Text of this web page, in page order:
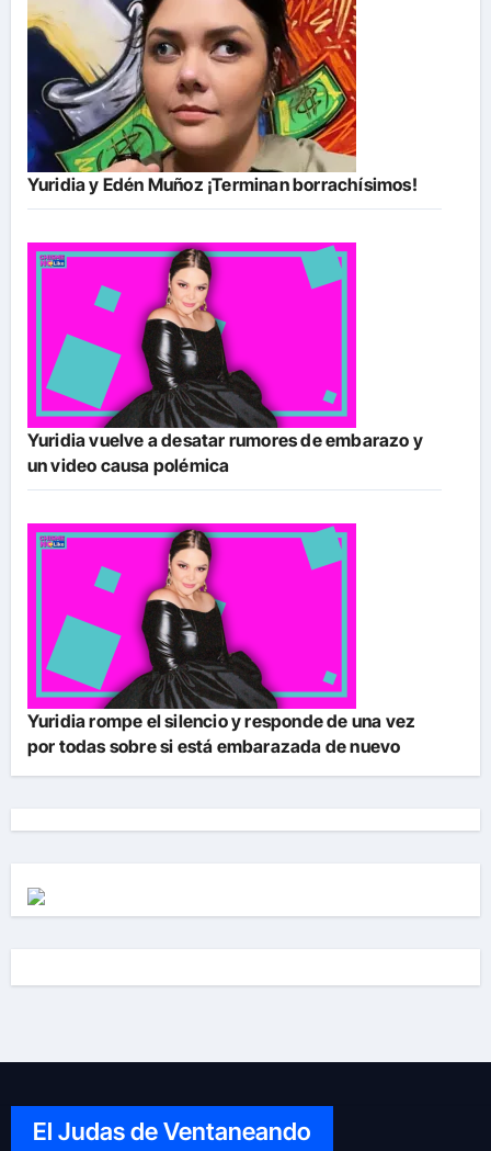
Yuridia y Edén Muñoz ¡Terminan borrachísimos!
Yuridia vuelve a desatar rumores de embarazo y
un video causa polémica
Yuridia rompe el silencio y responde de una vez
por todas sobre si está embarazada de nuevo
El Judas de Ventaneando